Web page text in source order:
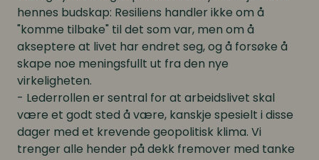
hennes budskap: Resiliens handler ikke om å
"komme tilbake" til det som var, men om å
akseptere at livet har endret seg, og å forsøke å
skape noe meningsfullt ut fra den nye
virkeligheten.
- Lederrollen er sentral for at arbeidslivet skal
være et godt sted å være, kanskje spesielt i disse
dager med et krevende geopolitisk klima. Vi
trenger alle hender på dekk fremover med tanke